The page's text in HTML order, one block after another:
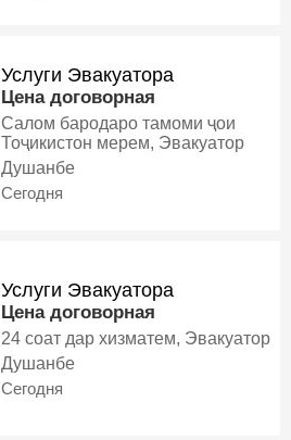
Услуги Эвакуатора
Цена договорная
Салом бародаро тамоми ҷои
Тоҷикистон мерем, Эвакуатор
Душанбе
Сегодня
Услуги Эвакуатора
Цена договорная
24 соат дар хизматем, Эвакуатор
Душанбе
Сегодня